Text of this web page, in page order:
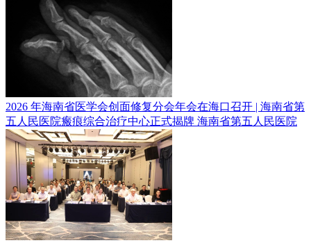
2026 年海南省医学会创面修复分会年会在海口召开 | 海南省第
五人民医院瘢痕综合治疗中心正式揭牌 海南省第五人民医院